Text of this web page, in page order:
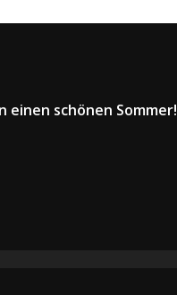
einen schönen Sommer!